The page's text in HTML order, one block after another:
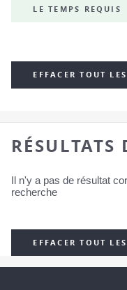
LE TEMPS REQUIS
EFFACER TOUT
RÉSULTATS
Il n'y a pas de résultat
recherche
EFFACER TOUT